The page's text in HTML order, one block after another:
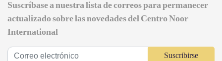
Suscríbase a nuestra lista de correos para permanecer
actualizado sobre las novedades del Centro Noor
International
Suscribirse